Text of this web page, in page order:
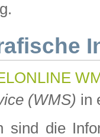
(WMS) in
sind die